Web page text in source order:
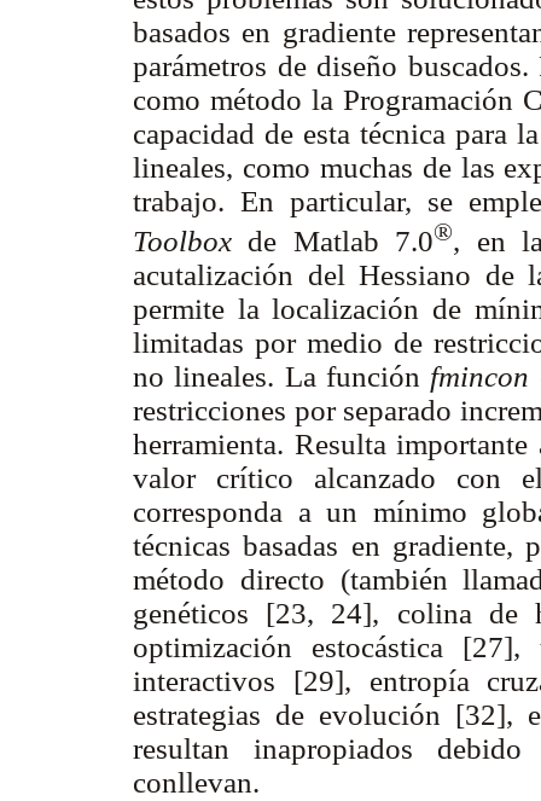
basados en gradiente
parámetros de diseño
como método la Programación
capacidad de esta técnica para
lineales, como muchas de las
trabajo. En particular, se
Toolbox de Matlab 7.0®, en
acutalización del Hessiano de
permite la localización de
limitadas por medio de
no lineales. La función fmincon
restricciones por separado
herramienta. Resulta
valor crítico alcanzado con
corresponda a un mínimo
técnicas basadas en gradiente,
método directo (también
genéticos [23, 24], colina de
optimización estocástica
interactivos [29], entropía
estrategias de evolución [32],
resultan inapropiados
conllevan.